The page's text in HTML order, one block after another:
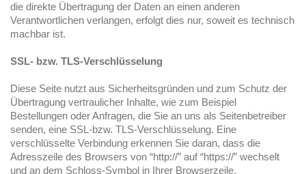
die direkte Übertragung der Daten an einen anderen
Verantwortlichen verlangen, erfolgt dies nur, soweit es technisch
machbar ist.
SSL- bzw. TLS-Verschlüsselung
Diese Seite nutzt aus Sicherheitsgründen und zum Schutz der
Übertragung vertraulicher Inhalte, wie zum Beispiel
Bestellungen oder Anfragen, die Sie an uns als Seitenbetreiber
senden, eine SSL-bzw. TLS-Verschlüsselung. Eine
verschlüsselte Verbindung erkennen Sie daran, dass die
Adresszeile des Browsers von “http://” auf “https://” wechselt
und an dem Schloss-Symbol in Ihrer Browserzeile.